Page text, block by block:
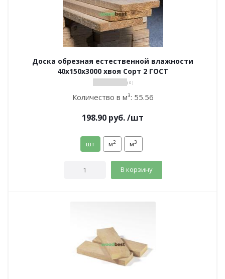
Доска обрезная естественной влажности
40х150х3000 хвоя Сорт 2 ГОСТ
( 0 )
Количество в м³: 55.56
198.90 руб./шт
шт м2 м3
В корзину